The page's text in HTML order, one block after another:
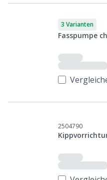
3 Varianten
Fasspumpe
2504790